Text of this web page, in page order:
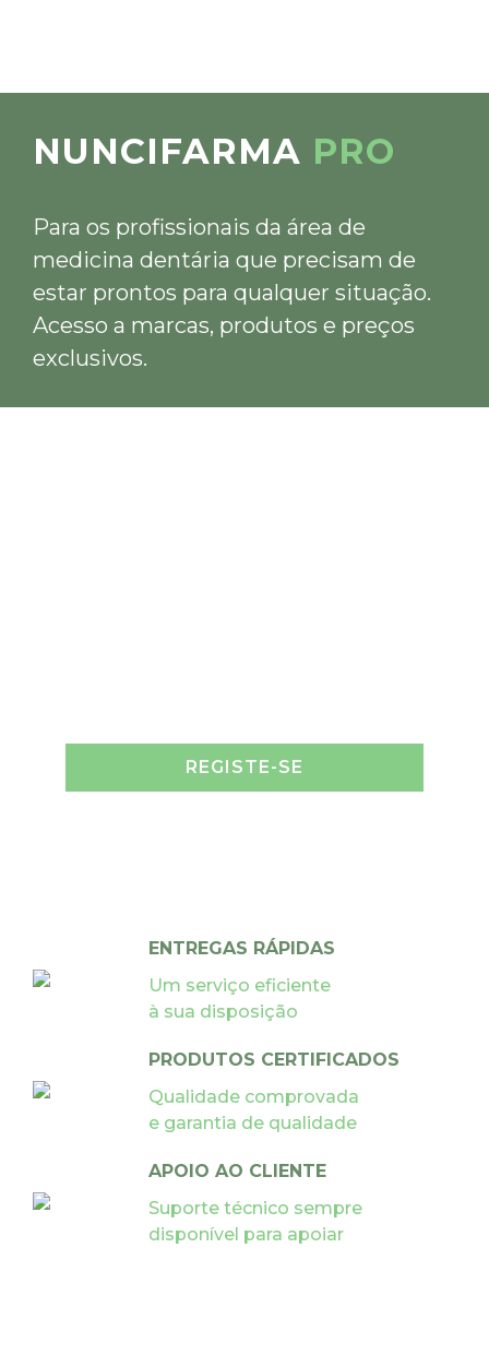
NUNCIFARMA PRO
Para os profissionais da área de
medicina dentária que precisam de
estar prontos para qualquer situação.
Acesso a marcas, produtos e preços
exclusivos.
REGISTE-SE
ENTREGAS RÁPIDAS
Um serviço eficiente
à sua disposição
PRODUTOS CERTIFICADOS
Qualidade comprovada
e garantia de qualidade
APOIO AO CLIENTE
Suporte técnico sempre
disponível para apoiar